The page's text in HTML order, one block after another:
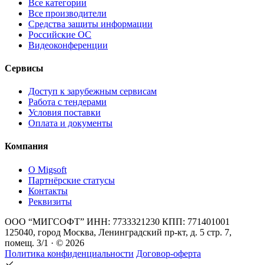
Все категории
Все производители
Средства защиты информации
Российские ОС
Видеоконференции
Сервисы
Доступ к зарубежным сервисам
Работа с тендерами
Условия поставки
Оплата и документы
Компания
О Migsoft
Партнёрские статусы
Контакты
Реквизиты
ООО “МИГСОФТ” ИНН: 7733321230 КПП: 771401001
125040, город Москва, Ленинградский пр-кт, д. 5 стр. 7,
помещ. 3/1 · © 2026
Политика конфиденциальности Договор-оферта